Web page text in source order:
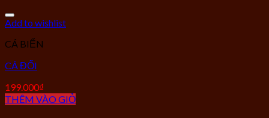
Add to wishlist
CÁ BIỂN
CÁ ĐỐI
199.000₫
THÊM VÀO GIỎ